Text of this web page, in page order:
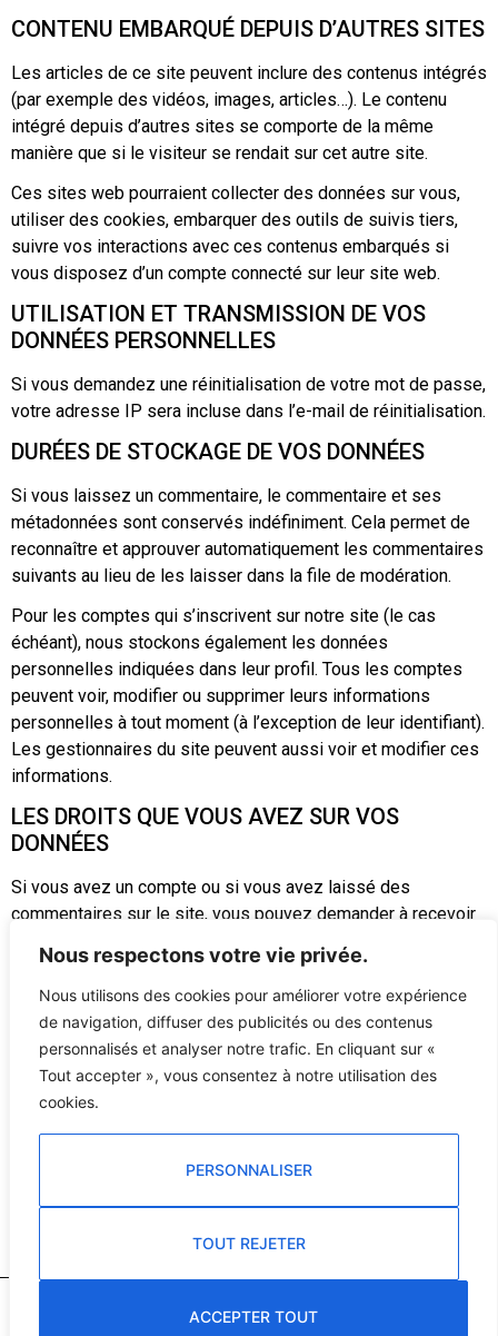
Nous respectons votre vie privée.
Nous utilisons des cookies pour améliorer votre expérience
de navigation, diffuser des publicités ou des contenus
personnalisés et analyser notre trafic. En cliquant sur «
Tout accepter », vous consentez à notre utilisation des
cookies.
PERSONNALISER
TOUT REJETER
ACCEPTER TOUT
CONTENU EMBARQUÉ DEPUIS D’AUTRES SITES
Les articles de ce site peuvent inclure des contenus intégrés
(par exemple des vidéos, images, articles…). Le contenu
intégré depuis d’autres sites se comporte de la même
manière que si le visiteur se rendait sur cet autre site.
Ces sites web pourraient collecter des données sur vous,
utiliser des cookies, embarquer des outils de suivis tiers,
suivre vos interactions avec ces contenus embarqués si
vous disposez d’un compte connecté sur leur site web.
UTILISATION ET TRANSMISSION DE VOS
DONNÉES PERSONNELLES
Si vous demandez une réinitialisation de votre mot de passe,
votre adresse IP sera incluse dans l’e-mail de réinitialisation.
DURÉES DE STOCKAGE DE VOS DONNÉES
Si vous laissez un commentaire, le commentaire et ses
métadonnées sont conservés indéfiniment. Cela permet de
reconnaître et approuver automatiquement les commentaires
suivants au lieu de les laisser dans la file de modération.
Pour les comptes qui s’inscrivent sur notre site (le cas
échéant), nous stockons également les données
personnelles indiquées dans leur profil. Tous les comptes
peuvent voir, modifier ou supprimer leurs informations
personnelles à tout moment (à l’exception de leur identifiant).
Les gestionnaires du site peuvent aussi voir et modifier ces
informations.
LES DROITS QUE VOUS AVEZ SUR VOS
DONNÉES
Si vous avez un compte ou si vous avez laissé des
commentaires sur le site, vous pouvez demander à recevoir
nous possédons à votre sujet, incluant celles que vous nous
avez fournies. Vous pouvez également demander la
suppression des données personnelles vous concernant.
Cela ne prend pas en compte les données stockées à des
fins administratives, légales ou pour des raisons de sécurité.
TRANSMISSION DE VOS DONNÉES
PERSONNELLES
l’aide d’un service automatisé de détection des
commentaires indésirables.